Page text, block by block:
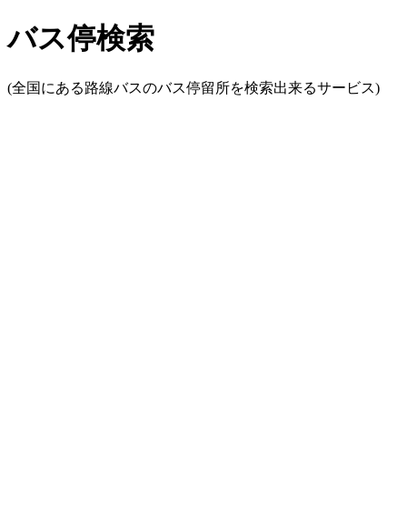
バス停検索
(全国にある路線バスのバス停留所を検索出来るサービス)